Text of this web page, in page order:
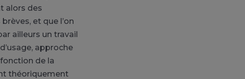
alors des
et que l’on
ailleurs un travail
approche
de la
théoriquement